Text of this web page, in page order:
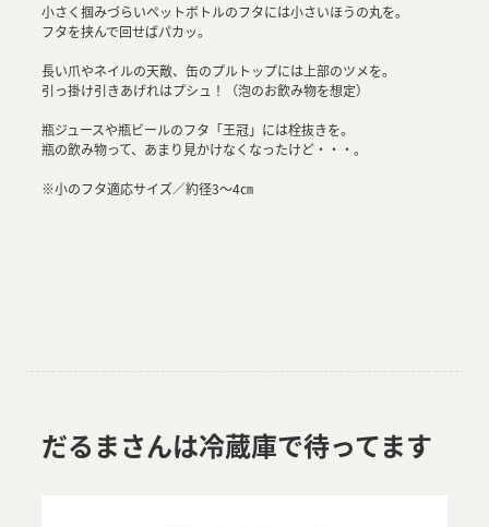
小さく掴みづらいペットボトルのフタには小さいほうの丸を。
フタを挟んで回せばパカッ。
長い爪やネイルの天敵、缶のプルトップには上部のツメを。
引っ掛け引きあげれはプシュ！（泡のお飲み物を想定）
瓶ジュースや瓶ビールのフタ「王冠」には栓抜きを。
瓶の飲み物って、あまり見かけなくなったけど・・・。
※小のフタ適応サイズ／約径3～4㎝
だるまさんは冷蔵庫で待ってます